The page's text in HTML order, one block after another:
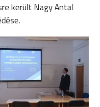
került Nagy Antal